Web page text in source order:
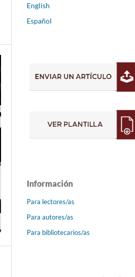
English
Español
Información
Para lectores/as
Para autores/as
Para bibliotecarios/as